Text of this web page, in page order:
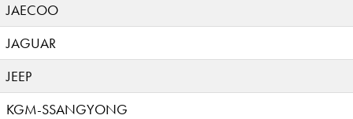
JAECOO
JAGUAR
JEEP
KGM-SSANGYONG